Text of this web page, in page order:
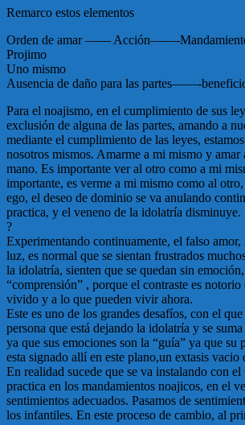
Remarco estos elementos
Orden de amar —— Acción——-
Projimo
Uno mismo
Ausencia de daño para las partes——-
Para el noajismo, en el cumplimiento de sus
exclusión de alguna de las partes, amando a
mediante el cumplimiento de las leyes,
nosotros mismos. Amarme a mi mismo y
mano. Es importante ver al otro como a mi
importante, es verme a mi mismo como al
ego, el deseo de dominio se va anulando
practica, y el veneno de la idolatría disminuye.
?
Experimentando continuamente, el falso
luz, es normal que se sientan frustrados
la idolatría, sienten que se quedan sin
“comprensión” , porque el contraste es notorio
vivido y a lo que pueden vivir ahora.
Este es uno de los grandes desafíos, con el
persona que está dejando la idolatría y se
ya que sus emociones son la “guía” ya que su
esta signado allí en este plano,un extasis vacio
En realidad sucede que se va instalando con el
practica en los mandamientos noajicos, en el
sentimientos adecuados. Pasamos de
los infantiles. En este proceso de cambio, al